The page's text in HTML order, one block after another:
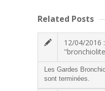
Related Posts
12/04/2016
Les Gardes
sont terminées.